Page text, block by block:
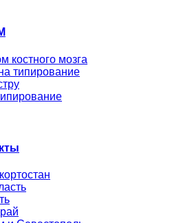
костного мозга
типирование